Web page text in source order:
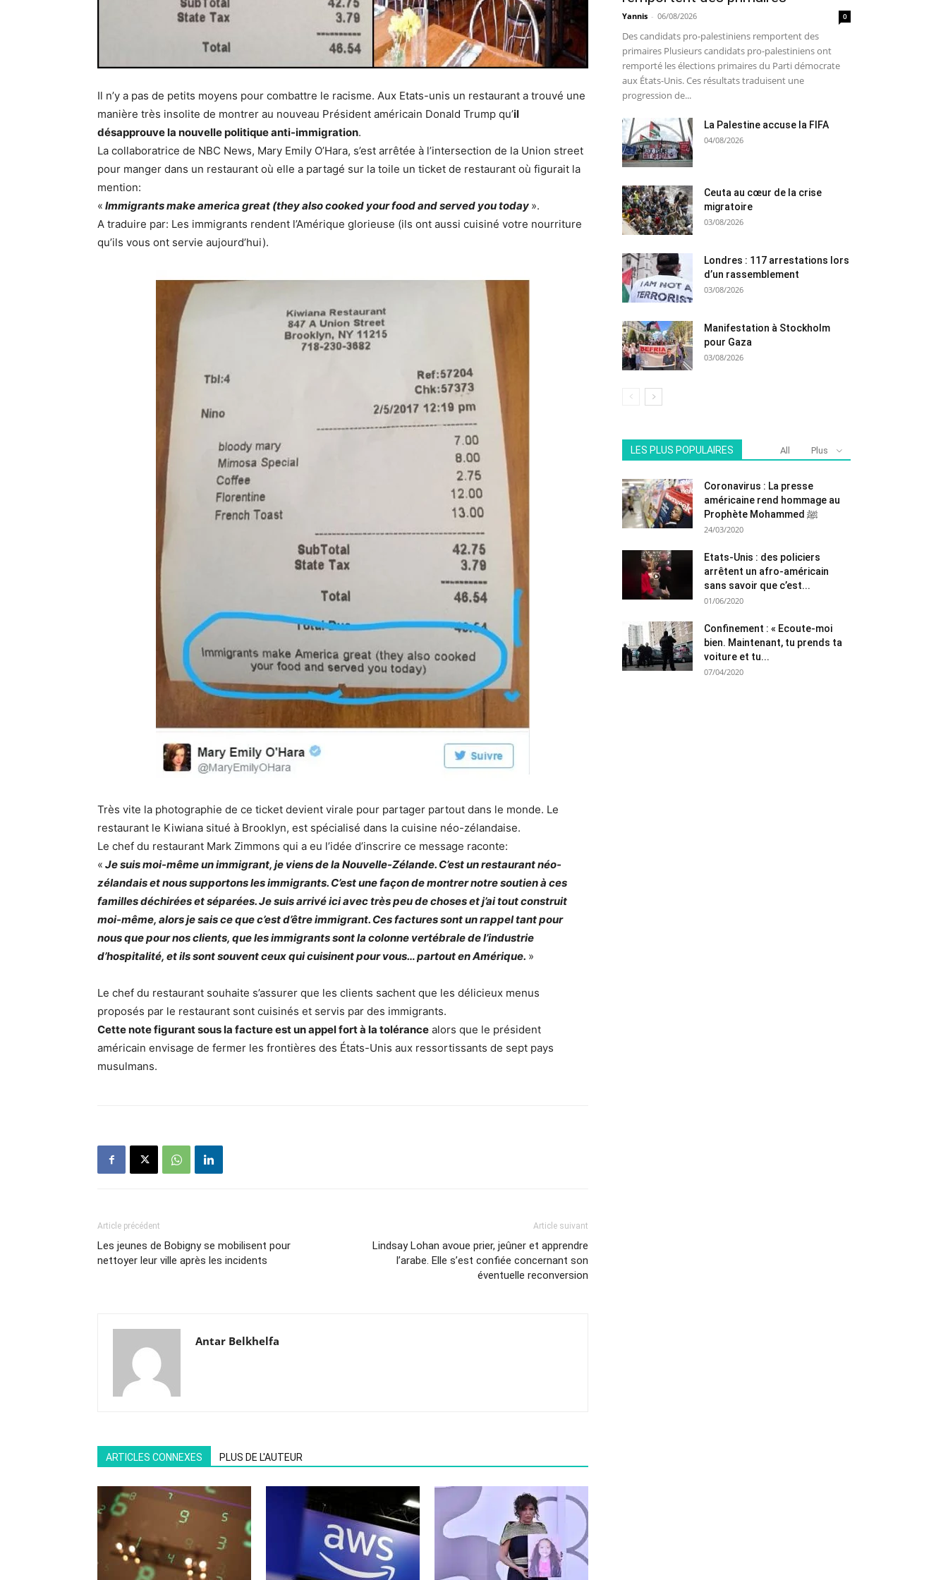
Il n’y a pas de petits moyens pour combattre le racisme. Aux Etats-unis un restaurant a trouvé une
manière très insolite de montrer au nouveau Président américain Donald Trump qu’il
désapprouve la nouvelle politique anti-immigration.
La collaboratrice de NBC News, Mary Emily O’Hara, s’est arrêtée à l’intersection de la Union street
pour manger dans un restaurant où elle a partagé sur la toile un ticket de restaurant où figurait la
mention:
« Immigrants make america great (they also cooked your food and served you today ».
A traduire par: Les immigrants rendent l’Amérique glorieuse (ils ont aussi cuisiné votre nourriture
qu’ils vous ont servie aujourd’hui).
Très vite la photographie de ce ticket devient virale pour partager partout dans le monde. Le
restaurant le Kiwiana situé à Brooklyn, est spécialisé dans la cuisine néo-zélandaise.
Le chef du restaurant Mark Zimmons qui a eu l’idée d’inscrire ce message raconte:
« Je suis moi-même un immigrant, je viens de la Nouvelle-Zélande. C’est un restaurant néo-
zélandais et nous supportons les immigrants. C’est une façon de montrer notre soutien à ces
familles déchirées et séparées. Je suis arrivé ici avec très peu de choses et j’ai tout construit
moi-même, alors je sais ce que c’est d’être immigrant. Ces factures sont un rappel tant pour
nous que pour nos clients, que les immigrants sont la colonne vertébrale de l’industrie
d’hospitalité, et ils sont souvent ceux qui cuisinent pour vous… partout en Amérique. »
Le chef du restaurant souhaite s’assurer que les clients sachent que les délicieux menus
proposés par le restaurant sont cuisinés et servis par des immigrants.
Cette note figurant sous la facture est un appel fort à la tolérance alors que le président
américain envisage de fermer les frontières des États-Unis aux ressortissants de sept pays
musulmans.
Article précédent
Les jeunes de Bobigny se mobilisent pour
nettoyer leur ville après les incidents
Article suivant
Lindsay Lohan avoue prier, jeûner et apprendre
l’arabe. Elle s’est confiée concernant son
éventuelle reconversion
Antar Belkhelfa
ARTICLES CONNEXES PLUS DE L'AUTEUR
Yannis - 06/08/2026 0
Des candidats pro-palestiniens remportent des
primaires Plusieurs candidats pro-palestiniens ont
remporté les élections primaires du Parti démocrate
aux États-Unis. Ces résultats traduisent une
progression de...
La Palestine accuse la FIFA
04/08/2026
Ceuta au cœur de la crise
migratoire
03/08/2026
Londres : 117 arrestations lors
d’un rassemblement
03/08/2026
Manifestation à Stockholm
pour Gaza
03/08/2026
LES PLUS POPULAIRES All Plus
Coronavirus : La presse
américaine rend hommage au
Prophète Mohammed ﷺ
24/03/2020
Etats-Unis : des policiers
arrêtent un afro-américain
sans savoir que c’est...
01/06/2020
Confinement : « Ecoute-moi
bien. Maintenant, tu prends ta
voiture et tu...
07/04/2020